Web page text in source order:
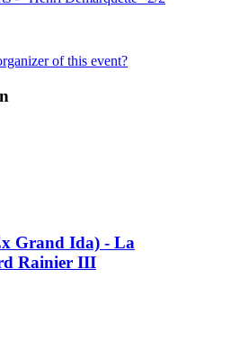
of this event?
Grand Ida) - La
Rainier III